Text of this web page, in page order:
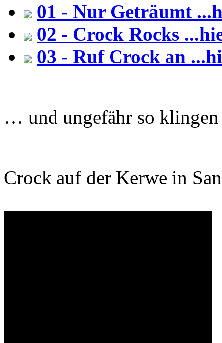
01 - Nur Geträumt
02 - Crock Rocks
03 - Ruf Crock an
… und ungefähr so
Crock auf der Kerwe in